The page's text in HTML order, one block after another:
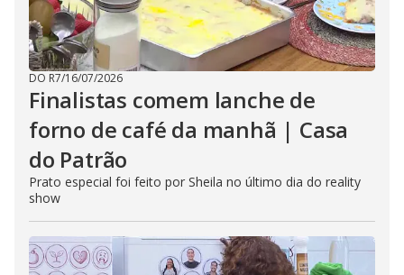
DO R7/16/07/2026
Finalistas comem lanche de
forno de café da manhã | Casa
do Patrão
Prato especial foi feito por Sheila no último dia do reality
show